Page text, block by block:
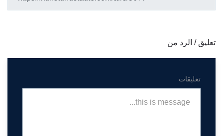
تعليق / الرد من
تعليقات